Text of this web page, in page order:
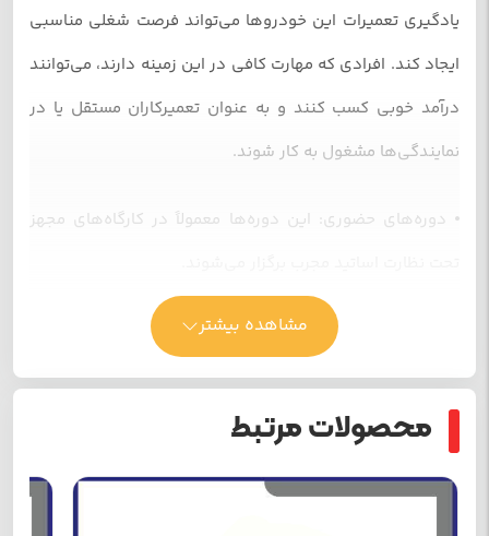
یادگیری تعمیرات این خودروها می‌تواند فرصت شغلی مناسبی
ایجاد کند. افرادی که مهارت کافی در این زمینه دارند، می‌توانند
درآمد خوبی کسب کنند و به عنوان تعمیرکاران مستقل یا در
نمایندگی‌ها مشغول به کار شوند.
⦁ دوره‌های حضوری:
این دوره‌ها معمولاً در کارگاه‌های مجهز
فنی و حرفه‌ای دریافت می‌کنند که به آنها کمک می‌کند تا وارد
بازار کار شوند.
مشاهده بیشتر
محصولات مرتبط